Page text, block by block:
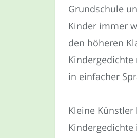
Grundschule
Kinder immer
den höheren
Kindergedichte
in einfacher
Kleine